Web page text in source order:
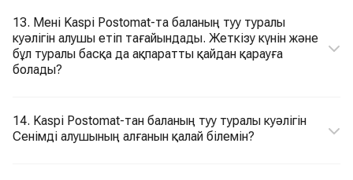
13. Мені Kaspi Postomat-та баланың туу туралы
куәлігін алушы етіп тағайындады. Жеткізу күнін және
бұл туралы басқа да ақпаратты қайдан қарауға
болады?
14. Kaspi Postomat-тан баланың туу туралы куәлігін
Сенімді алушының алғанын қалай білемін?